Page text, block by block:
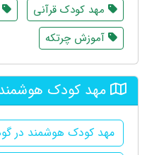
مهد کودک قرآنی
آموزش چرتکه
مهد کودک
مهد کودک هوشمند در